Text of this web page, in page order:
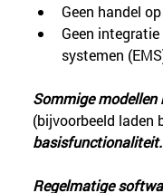
Geen handel
Geen
systemen
Sommige modellen
(bijvoorbeeld laden
basisfunctionaliteit.
Regelmatige